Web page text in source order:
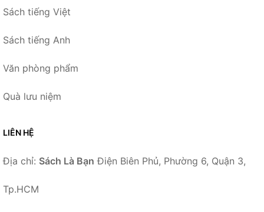
Sách tiếng Việt
Sách tiếng Anh
Văn phòng phẩm
Quà lưu niệm
LIÊN HỆ
Địa chỉ: Sách Là Bạn Điện Biên Phủ, Phường 6, Quận 3,
Tp.HCM